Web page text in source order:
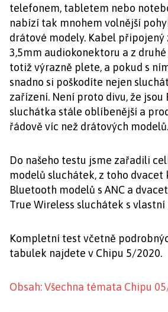
telefonem, tabletem nebo
nabízí tak mnohem volnější
drátové modely. Kabel připojený
3,5mm audiokonektoru a z
totiž výrazně plete, a pokud s
snadno si poškodíte nejen
zařízení. Není proto divu, že jsou
sluchátka stále oblíbenější a
řádově víc než drátových modelů.
Do našeho testu jsme zařadili
modelů sluchátek, z toho dvacet
Bluetooth modelů s ANC a
True Wireless sluchátek s
Kompletní test včetně
tabulek najdete v Chipu 5/2020.
Obsah: Všechna témata Chipu